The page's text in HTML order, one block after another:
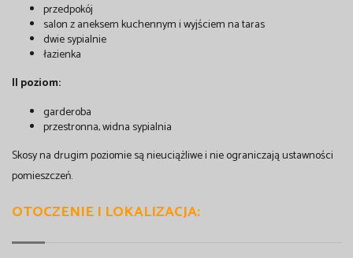
przedpokój
salon z aneksem kuchennym i wyjściem na taras
dwie sypialnie
łazienka
II poziom:
garderoba
przestronna, widna sypialnia
Skosy na drugim poziomie są nieuciążliwe i nie ograniczają ustawności
pomieszczeń.
OTOCZENIE I LOKALIZACJA: